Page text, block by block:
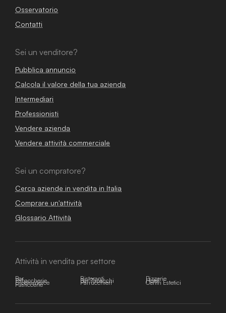
Osservatorio
Contatti
Sei un venditore?
Pubblica annuncio
Calcola il valore della tua azienda
Intermediari
Professionisti
Vendere azienda
Vendere attività commerciale
Sei un compratore?
Cerca aziende in vendita in Italia
Comprare un'attività
Glossario Attività
Attività in vendita per settore
Bar Ristoranti Pizzerie
Tabaccherie Bar Tabacchi Hotel
E-commerce Parrucchieri Centri Estetici
Pasticcerie